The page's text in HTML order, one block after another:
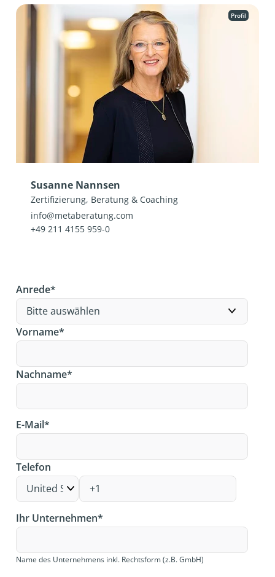
Profil
Susanne Nannsen
Zertifizierung, Beratung & Coaching
info@metaberatung.com
+49 211 4155 959-0
Anrede*
Vorname*
Nachname*
E-Mail*
Telefon
Ihr Unternehmen*
Name des Unternehmens inkl. Rechtsform (z.B. GmbH)